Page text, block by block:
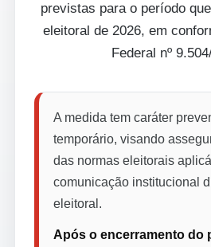
previstas para o período
eleitoral de 2026, em
Federal nº
A medida tem caráter
temporário, visando
das normas eleitorais
comunicação institucional
eleitoral.
Após o encerramento do